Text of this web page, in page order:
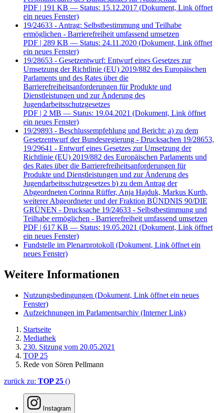
PDF | 191 KB — Status: 15.12.2017 (Dokument, Link öffnet
ein neues Fenster)
19/24633 - Antrag: Selbstbestimmung und Teilhabe
ermöglichen - Barrierefreiheit umfassend umsetzen
PDF | 289 KB — Status: 24.11.2020 (Dokument, Link öffnet
ein neues Fenster)
19/28653 - Gesetzentwurf: Entwurf eines Gesetzes zur
Umsetzung der Richtlinie (EU) 2019/882 des Europäischen
Parlaments und des Rates über die
Barrierefreiheitsanforderungen für Produkte und
Dienstleistungen und zur Änderung des
Jugendarbeitsschutzgesetzes
PDF | 2 MB — Status: 19.04.2021 (Dokument, Link öffnet
ein neues Fenster)
19/29893 - Beschlussempfehlung und Bericht: a) zu dem
Gesetzentwurf der Bundesregierung - Drucksachen 19/28653,
19/29641 - Entwurf eines Gesetzes zur Umsetzung der
Richtlinie (EU) 2019/882 des Europäischen Parlaments und
des Rates über die Barrierefreiheitsanforderungen für
Produkte und Dienstleistungen und zur Änderung des
Jugendarbeitsschutzgesetzes b) zu dem Antrag der
Abgeordneten Corinna Rüffer, Anja Hajduk, Markus Kurth,
weiterer Abgeordneter und der Fraktion BÜNDNIS 90/DIE
GRÜNEN - Drucksache 19/24633 - Selbstbestimmung und
Teilhabe ermöglichen - Barrierefreiheit umfassend umsetzen
PDF | 617 KB — Status: 19.05.2021 (Dokument, Link öffnet
ein neues Fenster)
Fundstelle im Plenarprotokoll (Dokument, Link öffnet ein
neues Fenster)
Weitere Informationen
Nutzungsbedingungen (Dokument, Link öffnet ein neues
Fenster)
Aufzeichnungen im Parlamentsarchiv (Interner Link)
Startseite
Mediathek
230. Sitzung vom 20.05.2021
TOP 25
Rede von Sören Pellmann
zurück zu: TOP 25 ()
Instagram